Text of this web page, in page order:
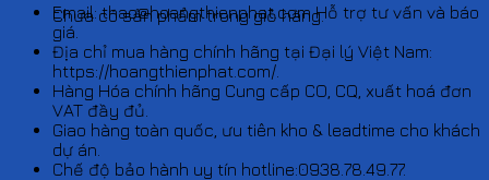
Chưa có sản phẩm trong giỏ hàng.
Email: thao@hoangthienphat.com Hỗ trợ tư vấn và báo
giá.
Địa chỉ mua hàng chính hãng tại Đại lý Việt Nam:
https://hoangthienphat.com/.
Hàng Hóa chính hãng Cung cấp CO, CQ, xuất hoá đơn
VAT đầy đủ.
Giao hàng toàn quốc, ưu tiên kho & leadtime cho khách
dự án.
Chế độ bảo hành uy tín hotline:0938.78.49.77.